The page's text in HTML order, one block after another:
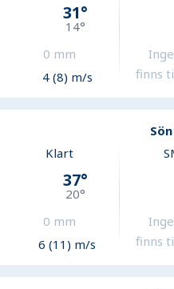
31°
14°
0 mm
4 (8) m/s
finns
Klart
37°
20°
0 mm
6 (11) m/s
finns